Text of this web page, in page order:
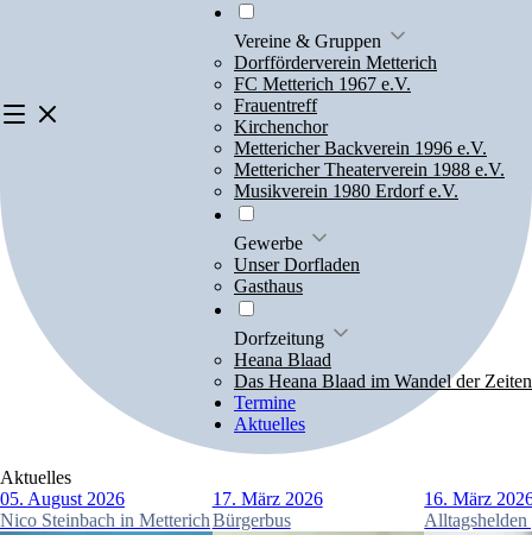
Vereine & Gruppen
Dorfförderverein Metterich
FC Metterich 1967 e.V.
Frauentreff
Kirchenchor
Mettericher Backverein 1996 e.V.
Mettericher Theaterverein 1988 e.V.
Musikverein 1980 Erdorf e.V.
Gewerbe
Unser Dorfladen
Gasthaus
Dorfzeitung
Heana Blaad
Das Heana Blaad im Wandel der Zeiten
Termine
Aktuelles
Aktuelles
05. August 2026
Nico Steinbach in Metterich
17. März 2026
Bürgerbus
16. März
Alltagshelden